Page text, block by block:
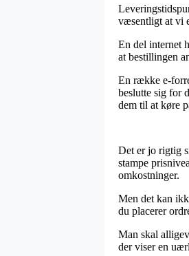
væsentligt at vi
En del internet
at bestillingen
En række e-
beslutte sig for
dem til at køre
Det er jo rigtig
stampe
omkostninger.
Men det kan
du placerer
Man skal
der viser en